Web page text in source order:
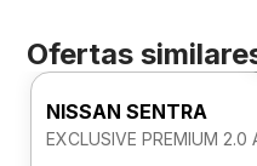
Ofertas
NISSAN SENTRA
EXCLUSIVE PREMIUM 2.0